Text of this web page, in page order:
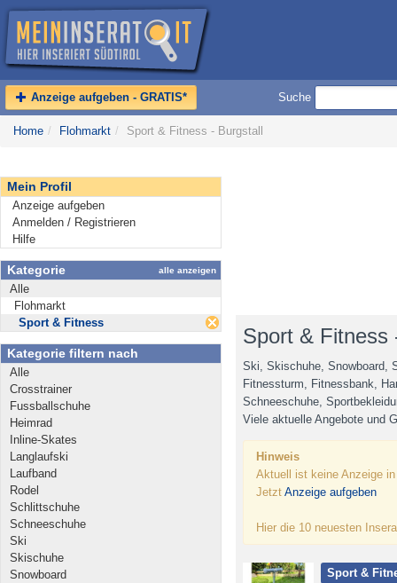
Anzeige aufgeben - GRATIS* Suche
Home / Flohmarkt / Sport & Fitness - Burgstall
Mein Profil
Anzeige aufgeben
Anmelden / Registrieren
Hilfe
Kategorie alle anzeigen
Alle
Flohmarkt
Sport & Fitness
Kategorie filtern nach
Alle
Crosstrainer
Fussballschuhe
Heimrad
Inline-Skates
Langlaufski
Laufband
Rodel
Schlittschuhe
Schneeschuhe
Ski
Skischuhe
Snowboard
Sport & Fitness
Ski, Skischuhe, Snowboard,
Fitnessturm, Fitnessbank,
Schneeschuhe,
Viele aktuelle Angebote und
Hinweis
Aktuell ist keine Anzeige
Jetzt Anzeige aufgeben
Hier die 10 neuesten
Sport &